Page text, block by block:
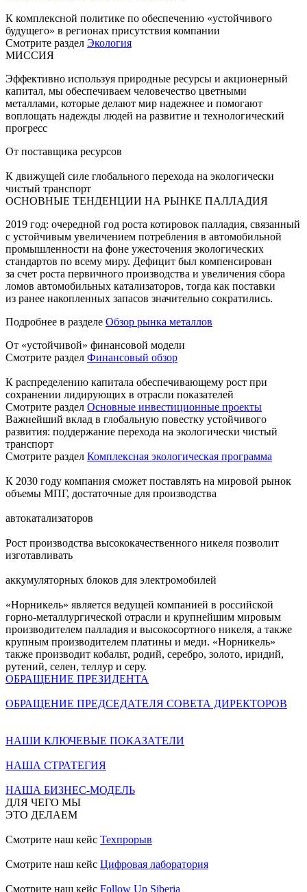
К комплексной политике по обеспечению «устойчивого
будущего» в регионах присутствия компании
Смотрите раздел Экология
МИССИЯ
Эффективно используя природные ресурсы и акционерный
капитал, мы обеспечиваем человечество цветными
металлами, которые делают мир надежнее и помогают
воплощать надежды людей на развитие и технологический
прогресс
От поставщика ресурсов
К движущей силе глобального перехода на экологически
чистый транспорт
ОСНОВНЫЕ ТЕНДЕНЦИИ НА РЫНКЕ ПАЛЛАДИЯ
2019 год: очередной год роста котировок палладия, связанный
с устойчивым увеличением потребления в автомобильной
промышленности на фоне ужесточения экологических
стандартов по всему миру. Дефицит был компенсирован
за счет роста первичного производства и увеличения сбора
ломов автомобильных катализаторов, тогда как поставки
из ранее накопленных запасов значительно сократились.
Подробнее в разделе Обзор рынка металлов
От «устойчивой» финансовой модели
Смотрите раздел Финансовый обзор
К распределению капитала обеспечивающему рост при
сохранении лидирующих в отрасли показателей
Смотрите раздел Основные инвестиционные проекты
Важнейший вклад в глобальную повестку устойчивого
развития: поддержание перехода на экологически чистый
транспорт
Смотрите раздел Комплексная экологическая программа
К 2030 году компания сможет поставлять на мировой рынок
объемы МПГ, достаточные для производства
автокатализаторов
Рост производства высококачественного никеля позволит
изготавливать
аккумуляторных блоков для электромобилей
«Норникель» является ведущей компанией в российской
горно-металлургической отрасли и крупнейшим мировым
производителем палладия и высокосортного никеля, а также
крупным производителем платины и меди. «Норникель»
также производит кобальт, родий, серебро, золото, иридий,
рутений, селен, теллур и серу.
ОБРАЩЕНИЕ ПРЕЗИДЕНТА
ОБРАЩЕНИЕ ПРЕДСЕДАТЕЛЯ СОВЕТА ДИРЕКТОРОВ
НАШИ КЛЮЧЕВЫЕ ПОКАЗАТЕЛИ
НАША СТРАТЕГИЯ
НАША БИЗНЕС-МОДЕЛЬ
ДЛЯ ЧЕГО МЫ
ЭТО ДЕЛАЕМ
Смотрите наш кейс Техпрорыв
Смотрите наш кейс Цифровая лаборатория
Смотрите наш кейс Follow Up Siberia